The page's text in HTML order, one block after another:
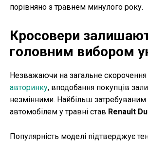
порівняно з травнем минулого року.
Кросовери
головним вибором
Незважаючи на загальне скорочення
авторинку, вподобання покупців
незмінними. Найбільш
автомобілем у травні став Renault
Популярність моделі підтверджує